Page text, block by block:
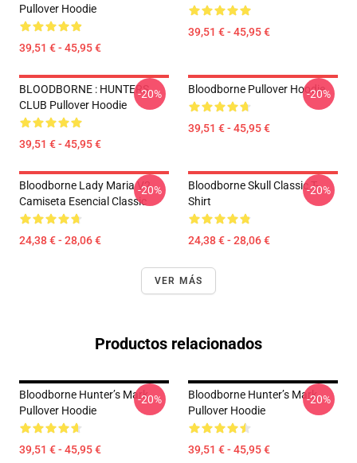
Pullover Hoodie
39,51 € - 45,95 €
39,51 € - 45,95 €
BLOODBORNE : HUNTERS
CLUB Pullover Hoodie
39,51 € - 45,95 €
-20% Bloodborne Pullover Hoodie
39,51 € - 45,95 €
-20%
Bloodborne Lady Maria V2
Camiseta Esencial Classic
24,38 € - 28,06 €
-20%
Bloodborne Skull Classic T-
Shirt
24,38 € - 28,06 €
-20%
VER MÁS
Productos relacionados
Bloodborne Hunter’s Mark
Pullover Hoodie
39,51 € - 45,95 €
-20%
Bloodborne Hunter’s Mark
Pullover Hoodie
39,51 € - 45,95 €
-20%